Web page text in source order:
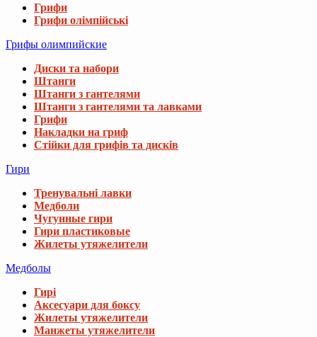
Грифи
Грифи олімпійські
Грифы олимпийские
Диски та набори
Штанги
Штанги з гантелями
Штанги з гантелями та лавками
Грифи
Накладки на гриф
Стійки для грифів та дисків
Гири
Тренувальні лавки
Медболи
Чугунные гири
Гири пластиковые
Жилеты утяжелители
Медболы
Гирі
Аксесуари для боксу
Жилеты утяжелители
Манжеты утяжелители